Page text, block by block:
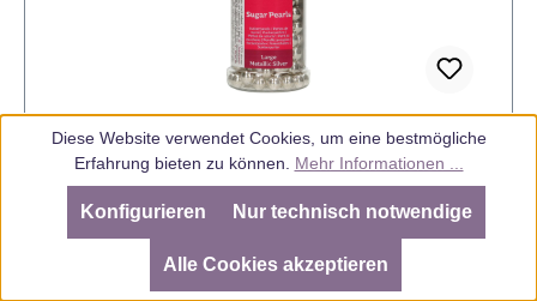
Sugar Pearls Large (8 mm) Metallic Silber
80 g
Diese Website verwendet Cookies, um eine bestmögliche
Erfahrung bieten zu können. Mehr Informationen ...
Nur technisch notwendige
Konfigurieren
Alle Cookies akzeptieren
SEHR GUT
Bewertungen bei: ebay.de, amazon.de, amazon.it, shopvote.de ⓘ
Informationen zur Echtheit der Bewertungen